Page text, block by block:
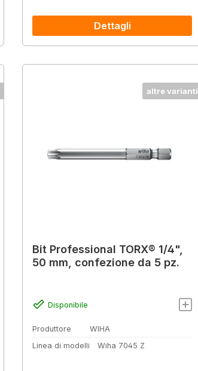
Dettagli
altre varianti
Bit Professional TORX® 1/4",
50 mm, confezione da 5 pz.
Disponibile
Produttore
WIHA
Linea di modelli
Wiha 7045 Z